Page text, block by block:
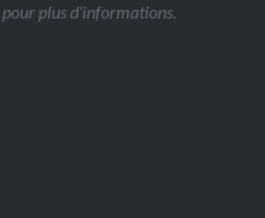
pour plus d’informations.